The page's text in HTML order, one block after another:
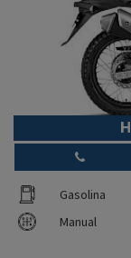
Gasolina
Manual